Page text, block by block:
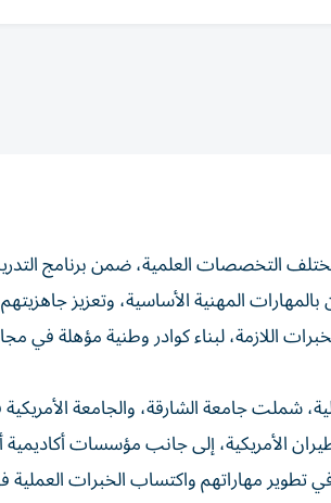
والفلك 70 طالباً وطالبة من مختلف التخصصات العلمية، ضمن
المهنية الأساسية، وتعزيز
اللازمة، لبناء كوادر وطنية مؤهلة في
شملت جامعة الشارقة، والجامعة الأمريكية
الأمريكية، إلى جانب مؤسسات
تطوير مهاراتهم واكتساب الخبرات